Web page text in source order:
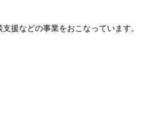
援などの事業をおこなっています。